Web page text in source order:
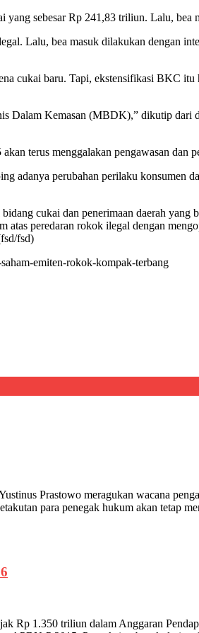
yang sebesar Rp 241,83 triliun. Lalu,
Lalu, bea masuk dilakukan dengan
cukai baru. Tapi, ekstensifikasi BKC
Dalam Kemasan (MBDK),” dikutip
terus menggalakan pengawasan
adanya perubahan perilaku konsumen
cukai dan penerimaan daerah yang
peredaran rokok ilegal dengan
fsd)
emiten-rokok-kompak-terbang
Prastowo meragukan wacana
para penegak hukum akan tetap
1.350 triliun dalam Anggaran